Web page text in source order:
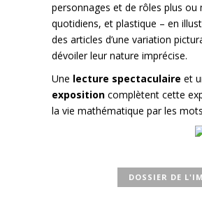
personnages et de rôles plus ou
quotidiens, et plastique – en
des articles d’une variation
dévoiler leur nature imprécise.
Une lecture spectaculaire et
exposition complètent cette
la vie mathématique par les
DOSSIER DE